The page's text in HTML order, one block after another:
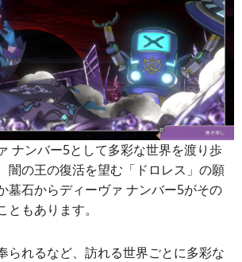
ナンバー5として多彩な世界を渡り歩
闇の王の復活を望む「ドロレス」の願
墓石からディーヴァ ナンバー5がその
もあります。
られるなど、訪れる世界ごとに多彩な